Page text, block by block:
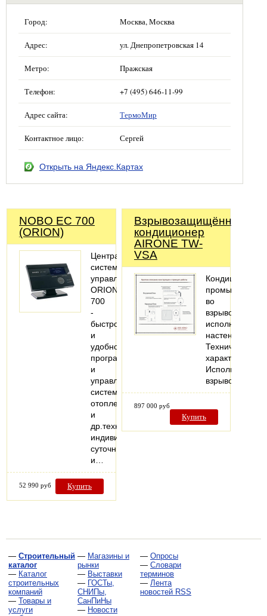
Город: Москва, Москва
Адрес: ул. Днепропетровская 14
Метро: Пражская
Телефон: +7 (495) 646-11-99
Адрес сайта: ТермоМир
Контактное лицо: Сергей
Открыть на Яндекс.Картах
NOBO EC 700
(ORION)
Центральная
система
управления
ORION
700
-
быстрое
и
удобное
программирование
и
управление
системами
отопления
и
др.техникой,
индивидуальные
суточные
и…
52 990 руб Купить
Взрывозащищённый
кондиционер
AIRONE TW-
VSA
Кондиционер
во
исполнении,
настенный.
Технические
характеристики
Исполнение:
897 000 руб
Купить
— Строительный
каталог
— Каталог
строительных
компаний
— Товары и
услуги
— Магазины и
рынки
— Выставки
— ГОСТы,
СНИПы,
СанПиНы
— Новости
— Опросы
— Словари
терминов
— Лента
новостей RSS